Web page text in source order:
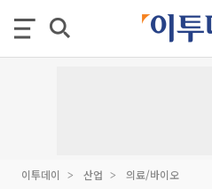
이투데이 산업 의료/바이오